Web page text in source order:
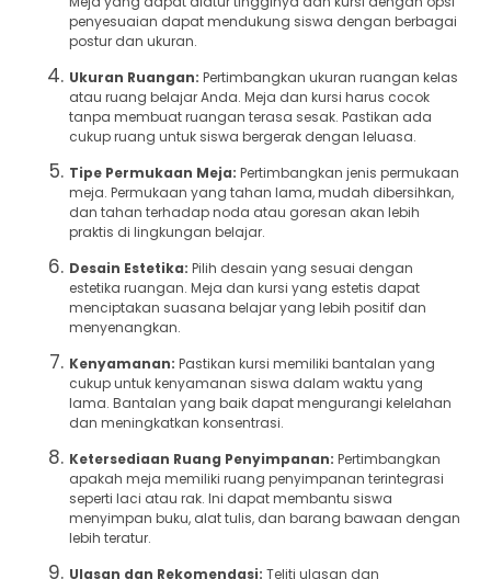
penyesuaian dapat mendukung siswa dengan berbagai
postur dan ukuran.
Ukuran Ruangan: Pertimbangkan ukuran ruangan kelas
atau ruang belajar Anda. Meja dan kursi harus cocok
tanpa membuat ruangan terasa sesak. Pastikan ada
cukup ruang untuk siswa bergerak dengan leluasa.
Tipe Permukaan Meja: Pertimbangkan jenis permukaan
meja. Permukaan yang tahan lama, mudah dibersihkan,
dan tahan terhadap noda atau goresan akan lebih
praktis di lingkungan belajar.
Desain Estetika: Pilih desain yang sesuai dengan
estetika ruangan. Meja dan kursi yang estetis dapat
menciptakan suasana belajar yang lebih positif dan
menyenangkan.
Kenyamanan: Pastikan kursi memiliki bantalan yang
cukup untuk kenyamanan siswa dalam waktu yang
lama. Bantalan yang baik dapat mengurangi kelelahan
dan meningkatkan konsentrasi.
Ketersediaan Ruang Penyimpanan: Pertimbangkan
apakah meja memiliki ruang penyimpanan terintegrasi
seperti laci atau rak. Ini dapat membantu siswa
menyimpan buku, alat tulis, dan barang bawaan dengan
lebih teratur.
Ulasan dan Rekomendasi: Teliti ulasan dan